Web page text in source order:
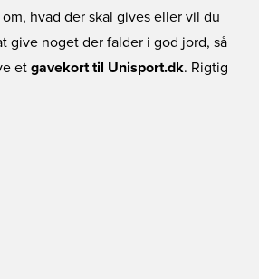
hvad der skal gives eller vil du
give noget der falder i god jord, så
et gavekort til Unisport.dk. Rigtig